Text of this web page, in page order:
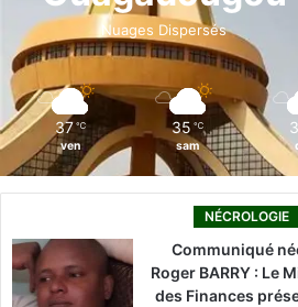
o
k
i
n
Nuages Dispersés
37 ℃
ven
35 ℃
sam
NÉCROLOGIE
Communiqué
Roger BARRY : Le
des Finances